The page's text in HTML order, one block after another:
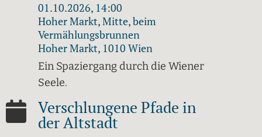
01.10.2026, 14:00
Hoher Markt, Mitte, beim
Vermählungsbrunnen
Hoher Markt, 1010 Wien
Ein Spaziergang durch die Wiener
Seele.
Verschlungene Pfade in
der Altstadt